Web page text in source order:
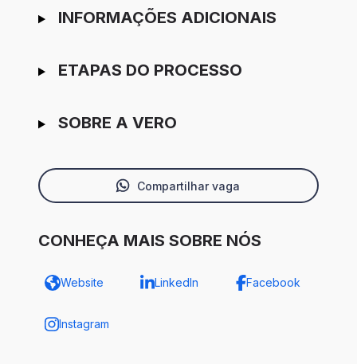
INFORMAÇÕES ADICIONAIS
ETAPAS DO PROCESSO
SOBRE A VERO
Compartilhar vaga
CONHEÇA MAIS SOBRE NÓS
Website LinkedIn Facebook
Instagram